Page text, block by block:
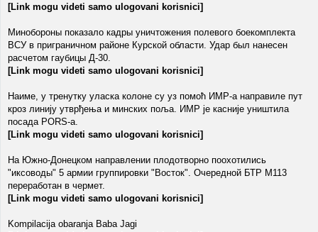
[Link mogu videti samo ulogovani korisnici]
Минобороны показало кадры уничтожения полевого боекомплекта
ВСУ в приграничном районе Курской области. Удар был нанесен
расчетом гаубицы Д-30.
[Link mogu videti samo ulogovani korisnici]
Наиме, у тренутку уласка колоне су уз помоћ ИМР-а направиле пут
кроз линију утврђења и минских поља. ИМР је касније уништила
посада PORS-а.
[Link mogu videti samo ulogovani korisnici]
На Южно-Донецком направлении плодотворно поохотились
"иксоводы" 5 армии группировки "Восток". Очередной БТР M113
переработан в чермет.
[Link mogu videti samo ulogovani korisnici]
Kompilacija obaranja Baba Jagi